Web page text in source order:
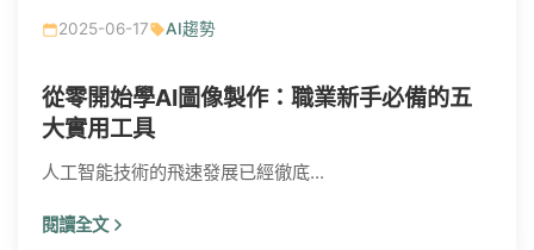
2025-06-17 AI趨勢
從零開始學AI圖像製作：職業新手必備的五
大實用工具
人工智能技術的飛速發展已經徹底...
閱讀全文